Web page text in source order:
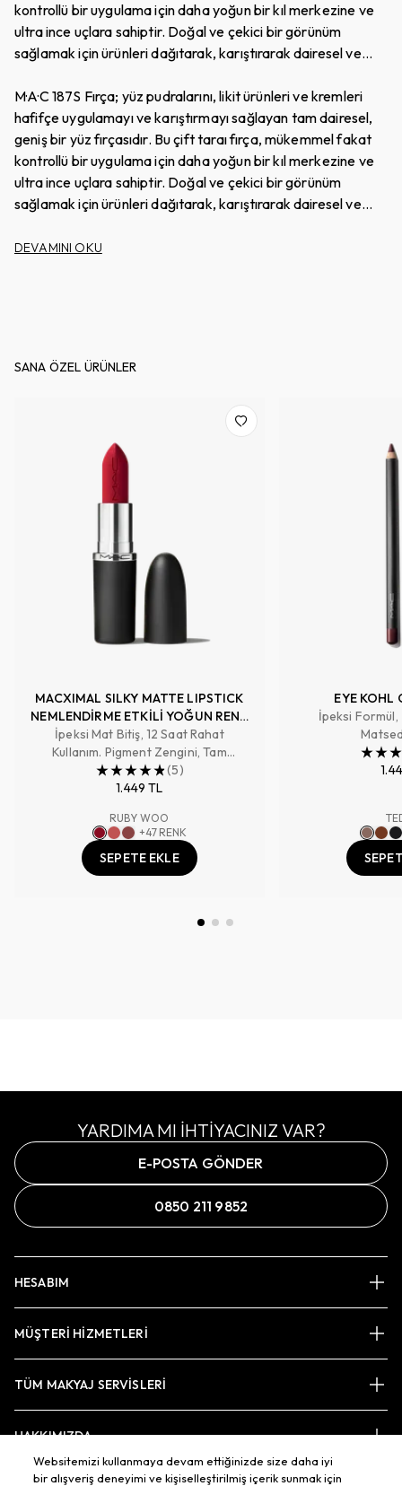
kontrollü bir uygulama için daha yoğun bir kıl merkezine ve
ultra ince uçlara sahiptir. Doğal ve çekici bir görünüm
sağlamak için ürünleri dağıtarak, karıştırarak dairesel ve
kullanın. Tam bir duyusal deneyim sağlamak için
Artistlerimiz de cildi hazırlarken bu fırçayı kullanmaktadırlar.
M·A·C profesyonel fırçalarına el ile şekil verilir ve en kaliteli
malzemeler kullanılır. %100 sentetik vegan fırçalarımız,
üstün performans ve daha uzun kullanım ömrü için kıl
teknolojisindeki en son yeniliklerle üretilmiştir.
M·A·C 187S Fırça; yüz pudralarını, likit ürünleri ve kremleri
hafifçe uygulamayı ve karıştırmayı sağlayan tam dairesel,
geniş bir yüz fırçasıdır. Bu çift taraı fırça, mükemmel fakat
kontrollü bir uygulama için daha yoğun bir kıl merkezine ve
ultra ince uçlara sahiptir. Doğal ve çekici bir görünüm
sağlamak için ürünleri dağıtarak, karıştırarak dairesel ve
kullanın. Tam bir duyusal deneyim sağlamak için
DEVAMINI OKU
SANA ÖZEL ÜRÜNLER
MACXIMAL SILKY MATTE LIPSTICK
NEMLENDİRME ETKİLİ YOĞUN RENK
SAĞLAYAN RUJ
İpeksi Mat Bitiş, 12 Saat Rahat
Kullanım. Pigment Zengini, Tam
Kapatıcılık Sağlayan Renk
(5)
1.449 TL
RUBY WOO
+47 RENK
SEPETE EKLE
EYE KOHL
İpeksi
YARDIMA MI İHTİYACINIZ VAR?
E-POSTA GÖNDER
0850 211 9852
HESABIM
MÜŞTERİ HİZMETLERİ
TÜM MAKYAJ SERVİSLERİ
HAKKIMIZDA
Websitemizi kullanmaya devam ettiğinizde size daha iyi
bir alışveriş deneyimi ve kişiselleştirilmiş içerik sunmak için